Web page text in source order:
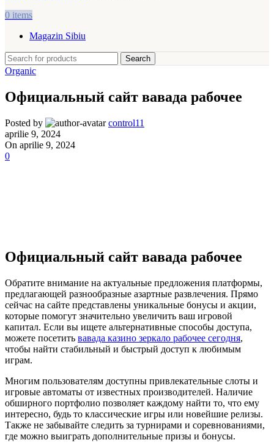
0 items
Magazin Sibiu
Search
Organic
Официальный сайт вавада рабочее
Posted by
control11
aprilie 9, 2024
On aprilie 9, 2024
0
Официальный сайт вавада рабочее
Обратите внимание на актуальные предложения платформы,
предлагающей разнообразные азартные развлечения. Прямо
сейчас на сайте представлены уникальные бонусы и акции,
которые помогут значительно увеличить ваш игровой
капитал. Если вы ищете альтернативные способы доступа,
можете посетить вавада казино зеркало рабочее сегодня,
чтобы найти стабильный и быстрый доступ к любимым
играм.
Многим пользователям доступны привлекательные слоты и
игровые автоматы от известных производителей. Наличие
обширного портфолио позволяет каждому найти то, что ему
интересно, будь то классические игры или новейшие релизы.
Также не забывайте следить за турнирами и соревнованиями,
где можно выиграть дополнительные призы и бонусы.